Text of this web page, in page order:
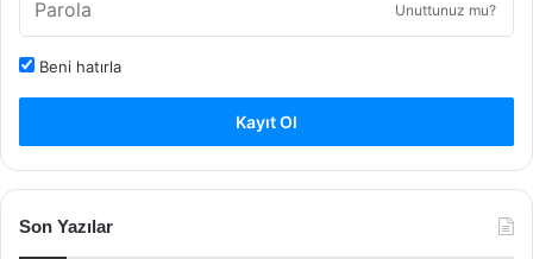
Unuttunuz mu?
Beni hatırla
Kayıt Ol
Son Yazılar